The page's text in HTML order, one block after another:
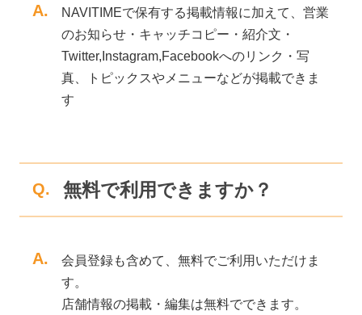
A.
NAVITIMEで保有する掲載情報に加えて、営業
のお知らせ・キャッチコピー・紹介文・
Twitter,Instagram,Facebookへのリンク・写
真、トピックスやメニューなどが掲載できま
す
Q. 無料で利用できますか？
A.
会員登録も含めて、無料でご利用いただけま
す。
店舗情報の掲載・編集は無料でできます。